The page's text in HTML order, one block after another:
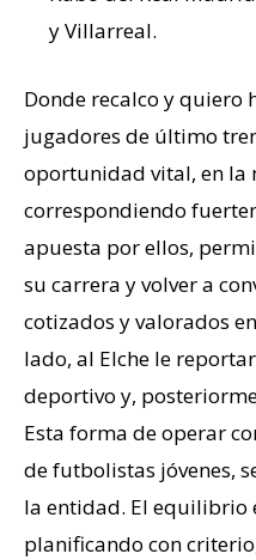
y Villarreal.
Donde recalco y quiero
jugadores de último
oportunidad vital, en la
correspondiendo
apuesta por ellos,
su carrera y volver a
cotizados y valorados
lado, al Elche le
deportivo y,
Esta forma de operar
de futbolistas jóvenes,
la entidad. El equilibrio
planificando con